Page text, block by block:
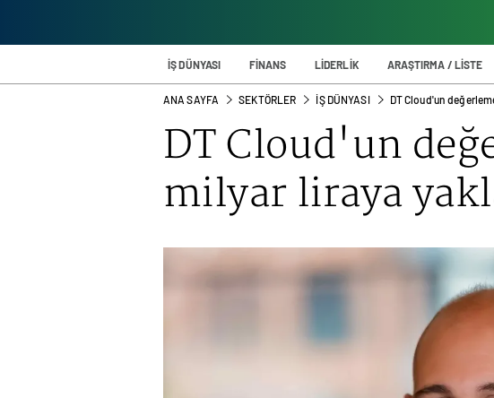
İŞ DÜNYASI FİNANS LİDERLİK ARAŞTIRMA / LİSTE
ANA SAYFA SEKTÖRLER İŞ DÜNYASI DT Cloud'un
DT Cloud'un
milyar liraya